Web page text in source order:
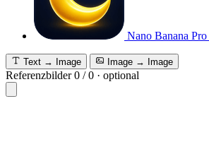
Nano Banana Pro
Text → Image Image → Image
Referenzbilder 0 /0 · optional